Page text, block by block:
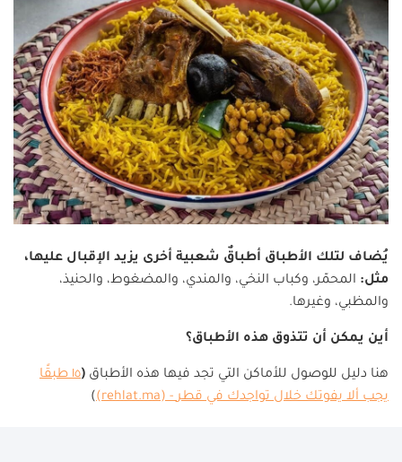
يُضاف لتلك الأطباق أطباقٌ شعبية أخرى يزيد الإقبال عليها،
مثل: المحمّر، وكباب النخي، والمندي، والمضغوط، والحنيذ،
والمظبي، وغيرها.
أين يمكن أن تتذوق هذه الأطباق؟
هنا دليل للوصول للأماكن التي تجد فيها هذه الأطباق (
١٥ طبقًا
يجب ألا يفوتك خلال تواجدك في قطر- (rehlat.ma)
)